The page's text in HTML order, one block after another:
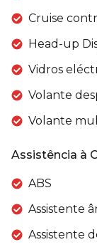
Cruise
Head-up
Vidros
Volante
Volante
Assistência à
ABS
Assistente
Assistente